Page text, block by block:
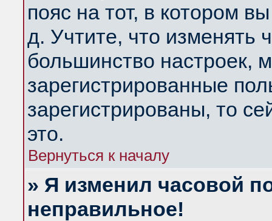
пояс на тот, в котором
д. Учтите, что изменять
большинство настроек,
зарегистрированные
зарегистрированы, то
это.
Вернуться к началу
» Я изменил часовой
неправильное!